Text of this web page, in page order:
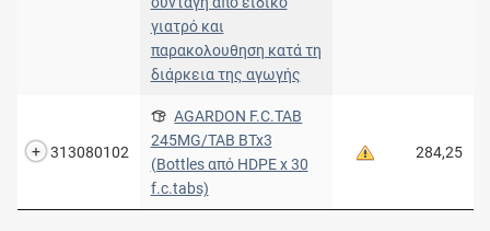
γιατρό και
παρακολουθηση κατά τη
διάρκεια της αγωγής
313080102
AGARDON F.C.TAB
245MG/TAB BTx3
(Bottles από HDPE x 30
f.c.tabs)
284,25